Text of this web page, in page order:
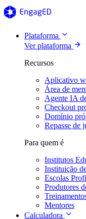
Plataforma
Ver plataforma
Recursos
Aplicativo
Área de
Agente IA
Checkout
Domínio
Repasse de
Para quem é
Institutos
Instituição
Escolas
Produtores
Mentores
Calculadora